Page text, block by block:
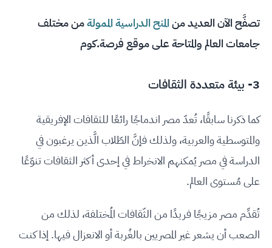
تصفَّح الآن العديد منالمنح الدراسية الممولةمن مختلف
جامعات العالم والمتاحة على موقع فرصة.كوم
3- بيئة متعددة الثقافات
كما ذكرنا سابقًا، تُعدّ مصر اندماجًا رائعًا للثقافات الإفريقية
والمتوسطية والعربية، ولذلك فإنَّ الطّلاب الَّذين يرغبون في
الدراسة في مصر يُمكنهم الانخراط في إحدى أكثر الثقافات تنوّعًا
على مُستوى العالم.
تُقدِّم مصر مزيجًا فريدًا من الثّقافات المُختلفة، لذلك من
الصعب أن يشعر غير المصريين بالغُربة أو الانعزال فيها. إذا كنت